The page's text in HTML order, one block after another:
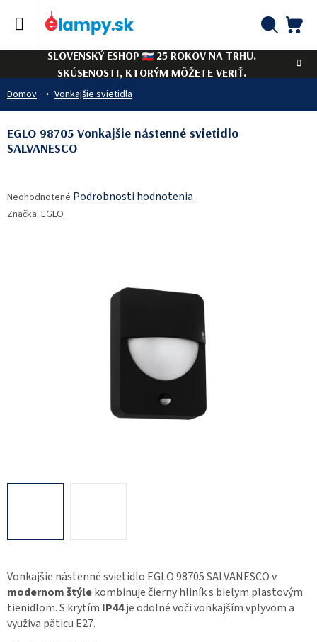
SLOVENSKÝ ESHOP
25 ROKOV NA TRHU.
SKÚSENOSTI, KTORÝM MÔŽETE VERIŤ.
Domov Vonkajšie svietidla
Vonkajšie nástenné svietidlo EGLO 98705 SALVANESCO v
modernom štýlekombinuje čierny hliník s bielym plastovým
tienidlom. S krytím IP44je odolné voči vonkajším vplyvom a
využíva päticu E27.
EGLO 98705 Vonkajšie nástenné svietidlo
SALVANESCO
hodnotenie
produktu
Neohodnotené Podrobnosti hodnotenia
Značka: EGLO